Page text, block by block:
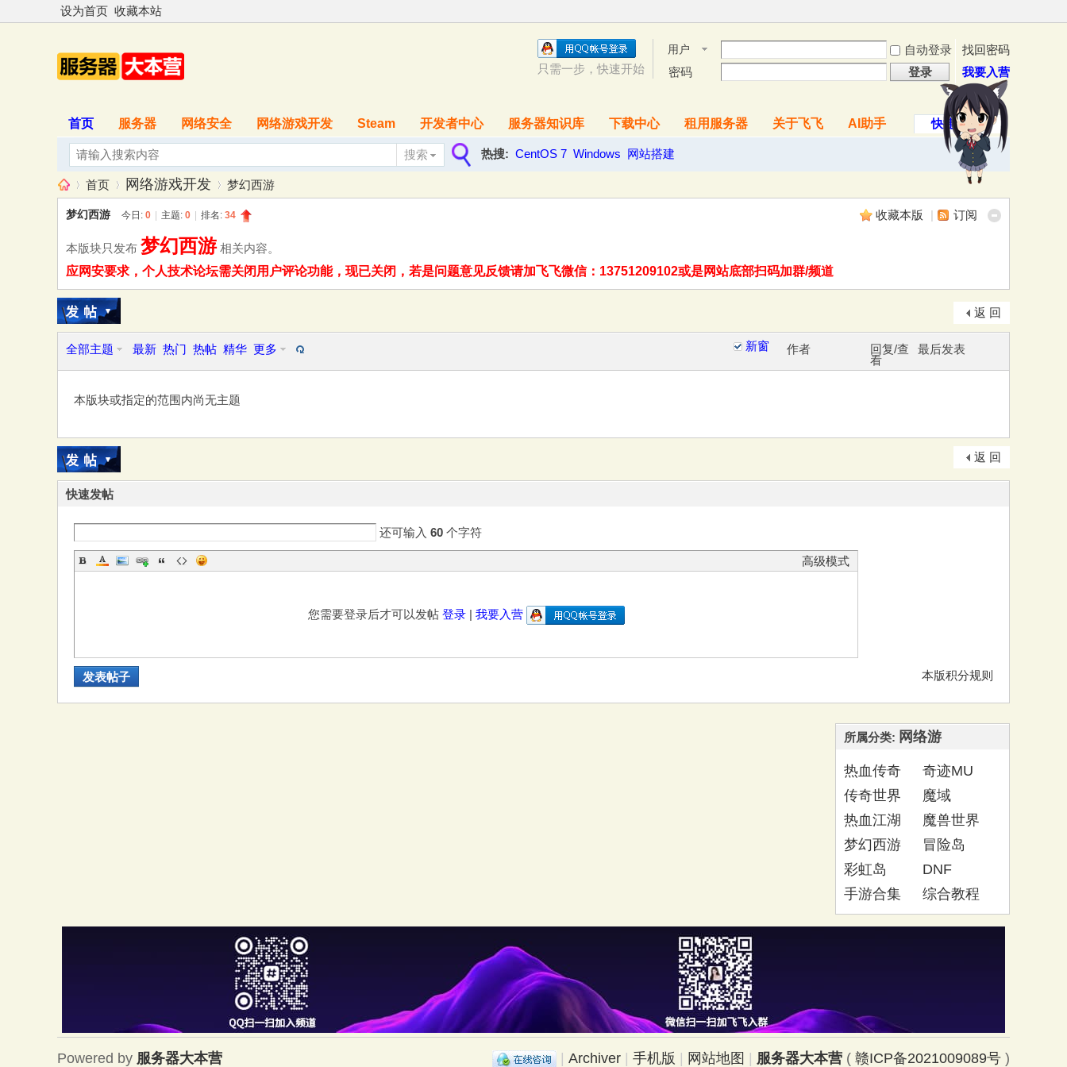
设为首页 收藏本站
用户
名
自动登录
找回密码
密码
登录 我要入营
只需一步，快速开始
快捷导航
首页 服务器 网络安全 网络游戏开发 Steam 开发者中心 服务器知识库 下载中心 租用服务器 关于飞飞 AI助手
搜索
热搜: CentOS 7 Windows 网站搭建
服»
首页
›
网络游戏开发
›
梦幻西游
收藏本版 | 订阅
梦幻西游 今日: 0 主题: 0 排名: 34
本版块只发布 梦幻西游相关内容。
应网安要求，个人技术论坛需关闭用户评论功能，现已关闭，若是问题意见反馈请加飞飞微信：13751209102或是网站底部扫码加群/频道
返 回
新窗
全部主题 最新 热门 热帖 精华 更多 作者
回复/查
看
最后发表
本版块或指定的范围内尚无主题
返 回
快速发帖
还可输入 60 个字符
高级模式
您需要登录后才可以发帖 登录| 我要入营
本版积分规则
发表帖子
所属分类: 网络游
热血传奇
奇迹MU
传奇世界
魔域
热血江湖
魔兽世界
梦幻西游
冒险岛
彩虹岛
DNF
手游合集
综合教程
Archiver 手机版 网站地图 服务器大本营 ( 赣ICP备2021009089号 )
Powered by 服务器大本营